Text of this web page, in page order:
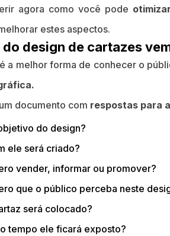
agora como você pode
estes aspectos.
do design de cartazes
a melhor forma de conhecer o
documento com respostas para
do design?
ele será criado?
vender, informar ou promover?
que o público perceba neste
será colocado?
tempo ele ficará exposto?